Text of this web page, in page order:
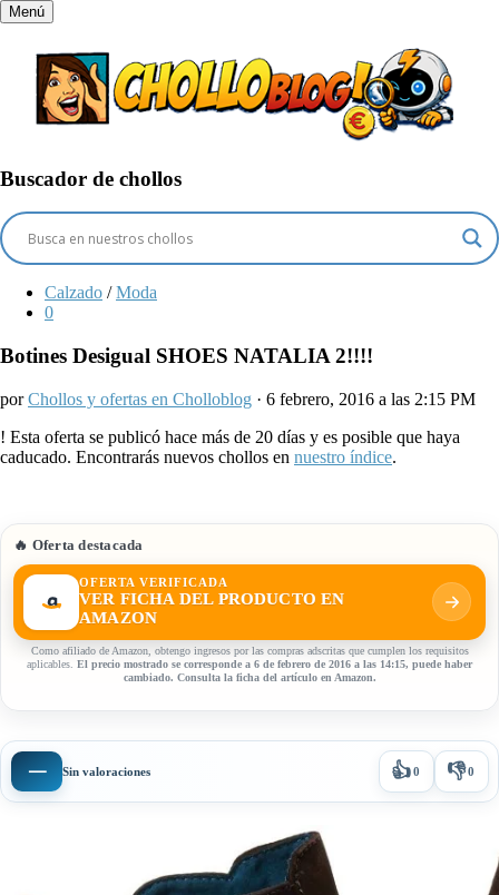
Menú
Buscador de chollos
Calzado / Moda
0
Botines Desigual SHOES NATALIA 2!!!!
porChollos y ofertas en Cholloblog · 6 febrero, 2016 a las 2:15 PM
! Esta oferta se publicó hace más de 20 días y es posible que haya
caducado. Encontrarás nuevos chollos en nuestro índice.
🔥 Oferta destacada
OFERTA VERIFICADA
VER FICHA DEL PRODUCTO EN
AMAZON
Como afiliado de Amazon, obtengo ingresos por las compras adscritas que cumplen los requisitos
aplicables. El precio mostrado se corresponde a 6 de febrero de 2016 a las 14:15, puede haber
cambiado. Consulta la ficha del artículo en Amazon.
— Sin valoraciones 👍0 👎0